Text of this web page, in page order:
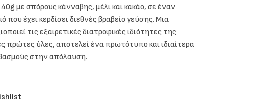
με σπόρους κάνναβης, μέλι και κακάο, σε έναν
έχει κερδίσει διεθνές βραβείο γεύσης. Μια
τις εξαιρετικές διατροφικές ιδιότητες της
πρώτες ύλες, αποτελεί ένα πρωτότυπο και ιδιαίτερα
στην απόλαυση.